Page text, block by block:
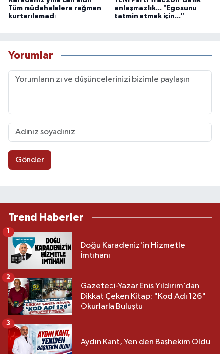
Tüm müdahalelere rağmen
kurtarılamadı
anlaşmazlık... "Egosunu
tatmin etmek için..."
Yorumlar
Gönder
Trend Haberler
Doğu Karadeniz'in Hizmetle
İmtihanı
Gazeteci-Yazar Enis Yıldırım’dan
Dikkat Çeken Kitap: "Kod Adı 126"
Okurlarla Buluştu
2
Aydın Kant, Yeniden Başhekim Oldu
3